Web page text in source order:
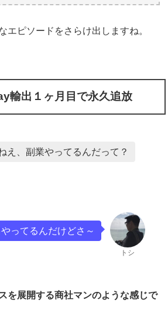
エピソードをさらけ出しますね。
輸出１ヶ月目で永久追放
え、副業やってるんだって？
トシ
ってるんだけどさ～
を展開する商社マンのような感じで